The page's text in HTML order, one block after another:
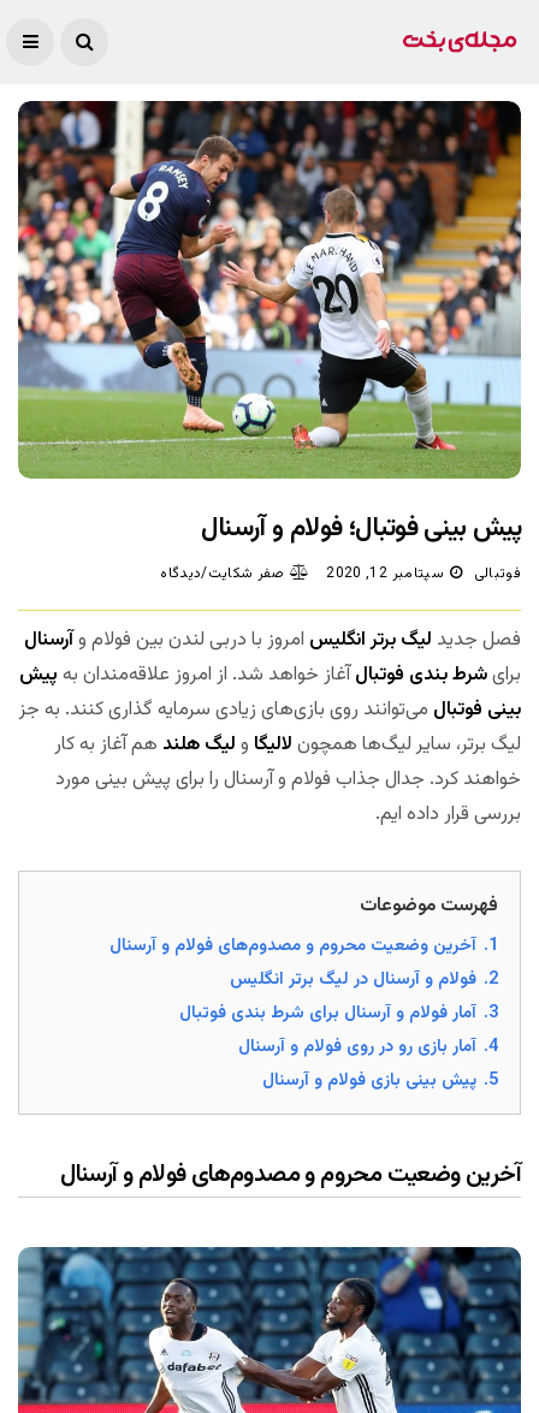
پیش بینی فوتبال؛ فولام و آرسنال
فوتبالی سپتامبر 12, 2020 صفر شکایت/دیدگاه
فصل جدید لیگ برتر انگلیس امروز با دربی لندن بین فولام وآرسنال
برایشرط بندی فوتبالآغاز خواهد شد. از امروز علاقه‌مندان به پیش
بینی فوتبال می‌توانند روی بازی‌های زیادی سرمایه گذاری کنند. به جز
لیگ برتر، سایر لیگ‌ها همچون لالیگا و لیگ هلند هم آغاز به کار
خواهند کرد. جدال جذاب فولام و آرسنال را برای پیش بینی مورد
بررسی قرار داده ایم.
فهرست موضوعات
1. آخرین وضعیت محروم و مصدوم‌های فولام و آرسنال
2. فولام و آرسنال در لیگ برتر انگلیس
3. آمار فولام و آرسنال برای شرط بندی فوتبال
4. آمار بازی رو در روی فولام و آرسنال
5. پیش بینی بازی فولام و آرسنال
آخرین وضعیت محروم و مصدوم‌های فولام و آرسنال